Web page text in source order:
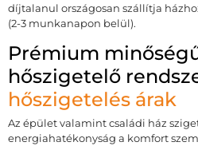
díjtalanul országosan szállítja
(2-3 munkanapon belül).
Prémium
hőszigetelő
hőszigetelés árak
Az épület valamint családi ház
energiahatékonyság a komfort